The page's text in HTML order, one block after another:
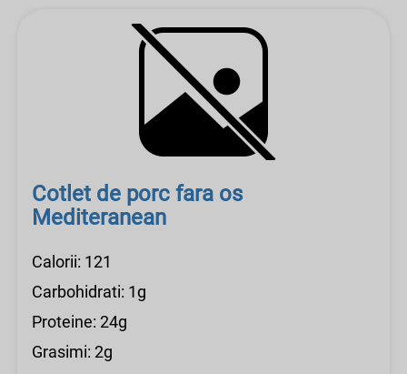
Cotlet de porc fara os
Mediteranean
Calorii: 121
Carbohidrati: 1g
Proteine: 24g
Grasimi: 2g